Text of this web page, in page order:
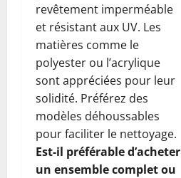
revêtement imperméable
et résistant aux UV. Les
matières comme le
polyester ou l’acrylique
sont appréciées pour leur
solidité. Préférez des
modèles déhoussables
pour faciliter le nettoyage.
Est-il préférable d’acheter
un ensemble complet ou